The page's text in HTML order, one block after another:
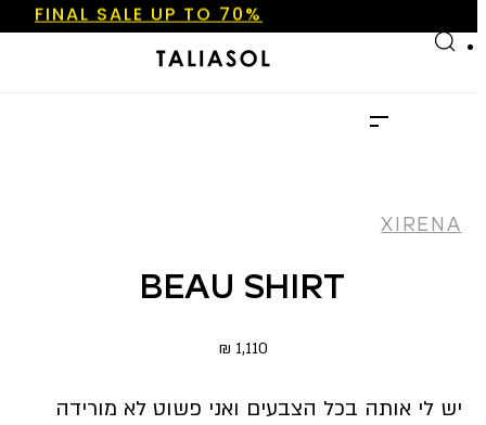
Skip to main content
FINAL SALE UP TO 70%
SHOP NOW
FINAL SALE UP TO 70%
XIRENA
BEAU SHIRT
1,110
₪
יש לי אותה בכל הצבעים ואני פשוט לא מורידה